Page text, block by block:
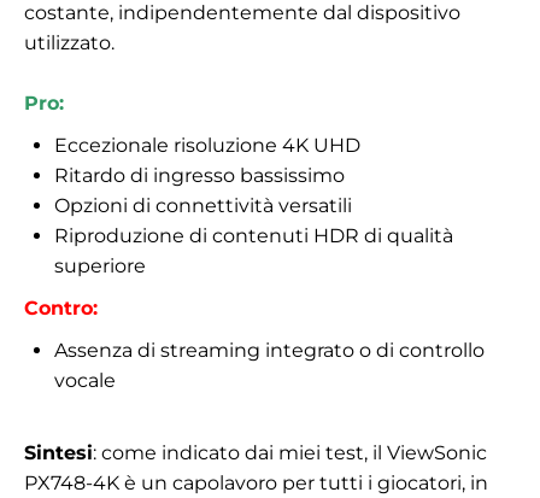
costante, indipendentemente dal dispositivo
utilizzato.
Pro:
Eccezionale risoluzione 4K UHD
Ritardo di ingresso bassissimo
Opzioni di connettività versatili
Riproduzione di contenuti HDR di qualità
superiore
Contro:
Assenza di streaming integrato o di controllo
vocale
Sintesi: come indicato dai miei test, il ViewSonic
PX748-4K è un capolavoro per tutti i giocatori, in